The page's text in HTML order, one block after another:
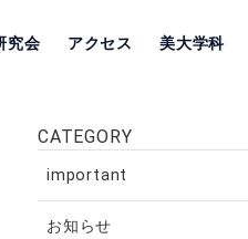
究会 アクセス 美大学科
CATEGORY
important
お知らせ